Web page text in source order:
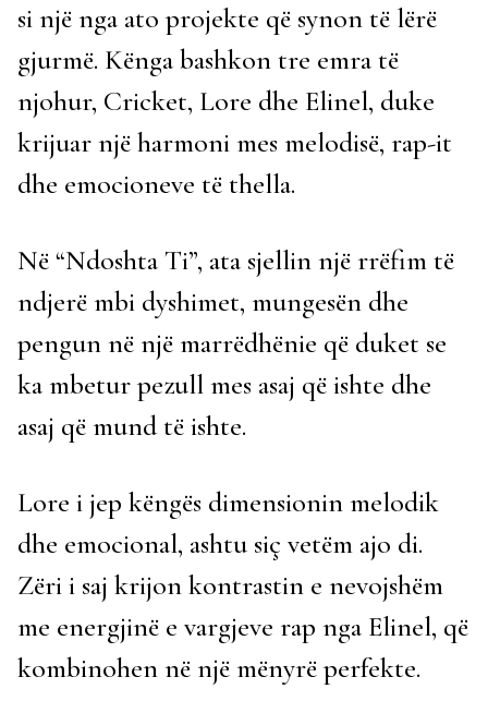
si një nga ato projekte që synon të lërë
gjurmë. Kënga bashkon tre emra të
njohur, Cricket, Lore dhe Elinel, duke
krijuar një harmoni mes melodisë, rap-it
dhe emocioneve të thella.
Në “Ndoshta Ti”, ata sjellin një rrëfim të
ndjerë mbi dyshimet, mungesën dhe
pengun në një marrëdhënie që duket se
ka mbetur pezull mes asaj që ishte dhe
asaj që mund të ishte.
Lore i jep këngës dimensionin melodik
dhe emocional, ashtu siç vetëm ajo di.
Zëri i saj krijon kontrastin e nevojshëm
me energjinë e vargjeve rap nga Elinel, që
kombinohen në një mënyrë perfekte.